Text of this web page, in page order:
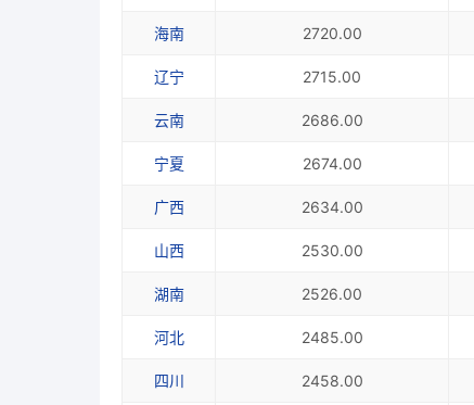
海南 2720.00
辽宁 2715.00
云南 2686.00
宁夏 2674.00
广西 2634.00
山西 2530.00
湖南 2526.00
河北 2485.00
四川 2458.00